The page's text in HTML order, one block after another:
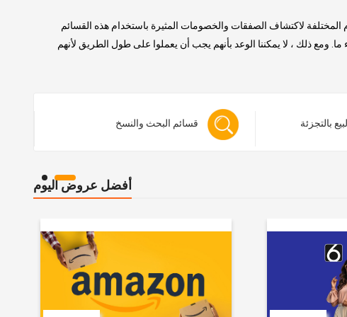
لاكتشاف الصفقات والخصومات المثيرة باستخدام هذه القسائم
ذلك ، لا يمكننا الوعد بأنهم يجب أن يعملوا على طول الطريق لأنهم
قسائم البحث والنسخ بالتجزئة
أفضل عروض اليوم